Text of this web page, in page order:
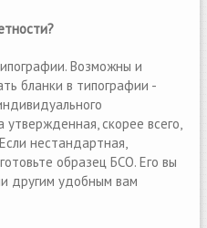
Возможны и
бланки в типографии -
скорее всего,
нестандартная,
образец БСО. Его вы
другим удобным вам